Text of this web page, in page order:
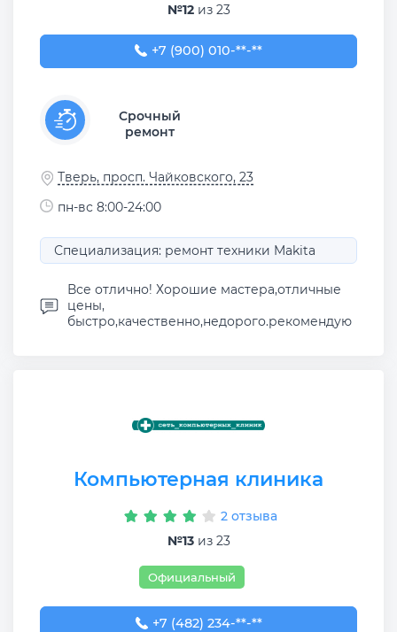
№12из 23
+7 (900) 010-00-37
+7 (900) 010-**-**
Срочный
ремонт
Тверь, просп. Чайковского, 23
пн-вс 8:00-24:00
Специализация: ремонт техники Makita
Все отлично! Хорошие мастера,отличные
цены,
быстро,качественно,недорого.рекомендую
Компьютерная клиника
2 отзыва
№13из 23
Официальный
+7 (482) 234-71-40
+7 (482) 234-**-**